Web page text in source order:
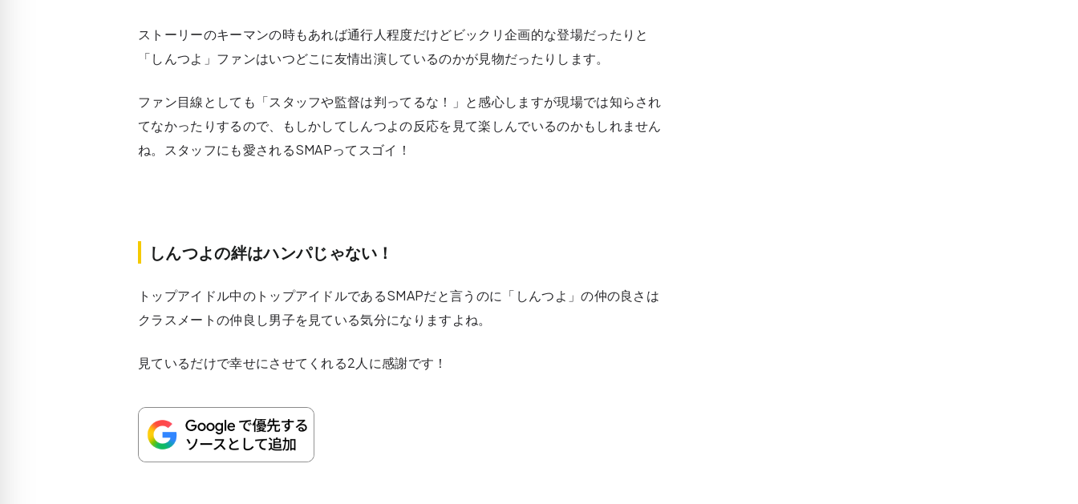
ストーリーのキーマンの時もあれば通行人程度だけどビックリ企画的な登場だったりと
「しんつよ」ファンはいつどこに友情出演しているのかが見物だったりします。
ファン目線としても「スタッフや監督は判ってるな！」と感心しますが現場では知らされ
てなかったりするので、もしかしてしんつよの反応を見て楽しんでいるのかもしれません
ね。スタッフにも愛されるSMAPってスゴイ！
しんつよの絆はハンパじゃない！
トップアイドル中のトップアイドルであるSMAPだと言うのに 「しんつよ」の仲の良さは
クラスメートの仲良し男子を見ている気分になりますよね。
見ているだけで幸せにさせてくれる2人に感謝です！